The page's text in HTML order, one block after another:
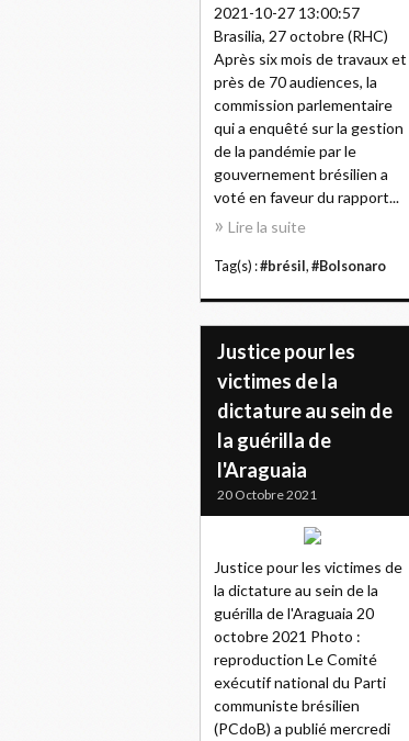
2021-10-27 13:00:57
Brasilia, 27 octobre (RHC)
Après six mois de travaux et
près de 70 audiences, la
commission parlementaire
qui a enquêté sur la gestion
de la pandémie par le
gouvernement brésilien a
voté en faveur du rapport...
Lire la suite
Tag(s) :#brésil , #Bolsonaro
Justice pour les
victimes de la
dictature au sein de
la guérilla de
l'Araguaia
20 Octobre 2021
Justice pour les victimes de
la dictature au sein de la
guérilla de l'Araguaia 20
octobre 2021 Photo :
reproduction Le Comité
exécutif national du Parti
communiste brésilien
(PCdoB) a publié mercredi